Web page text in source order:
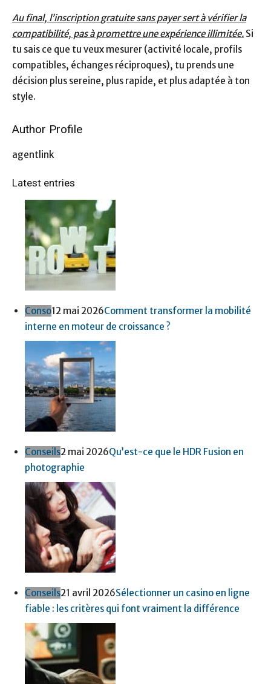
Au final, l’inscription gratuite sans payer sert à vérifier la
compatibilité, pas à promettre une expérience illimitée. Si
tu sais ce que tu veux mesurer (activité locale, profils
compatibles, échanges réciproques), tu prends une
décision plus sereine, plus rapide, et plus adaptée à ton
style.
Author Profile
agentlink
Latest entries
Conso12 mai 2026Comment transformer la mobilité
interne en moteur de croissance ?
Conseils2 mai 2026Qu’est-ce que le HDR Fusion en
photographie
Conseils21 avril 2026Sélectionner un casino en ligne
fiable : les critères qui font vraiment la différence